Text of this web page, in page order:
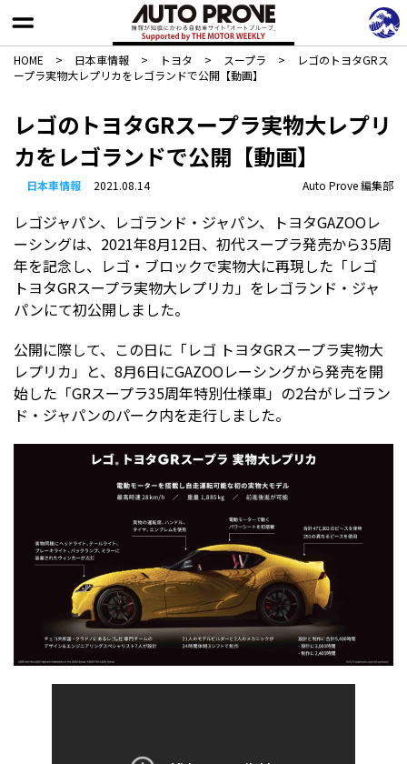
HOME > 日本車情報​ > トヨタ > スープラ >
レゴのトヨタGRス
ープラ実物大レプリカをレゴランドで公開【動画】
レゴのトヨタGRスープラ実物大レプリ
カをレゴランドで公開【動画】
日本車情報​ 2021.08.14 Auto Prove 編集部
レゴジャパン、レゴランド・ジャパン、トヨタGAZOOレ
ーシングは、2021年8月12日、初代スープラ発売から35周
年を記念し、レゴ・ブロックで実物大に再現した「レゴ
トヨタGRスープラ実物大レプリカ」をレゴランド・ジャ
パンにて初公開しました。
公開に際して、この日に「レゴ トヨタGRスープラ実物大
レプリカ」と、8月6日にGAZOOレーシングから発売を開
始した「GRスープラ35周年特別仕様車」の2台がレゴラン
ド・ジャパンのパーク内を走行しました。